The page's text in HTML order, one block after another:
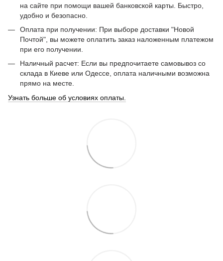
на сайте при помощи вашей банковской карты. Быстро,
удобно и безопасно.
Оплата при получении: При выборе доставки "Новой
Почтой", вы можете оплатить заказ наложенным платежом
при его получении.
Наличный расчет: Если вы предпочитаете самовывоз со
склада в Киеве или Одессе, оплата наличными возможна
прямо на месте.
Узнать больше об условиях оплаты.